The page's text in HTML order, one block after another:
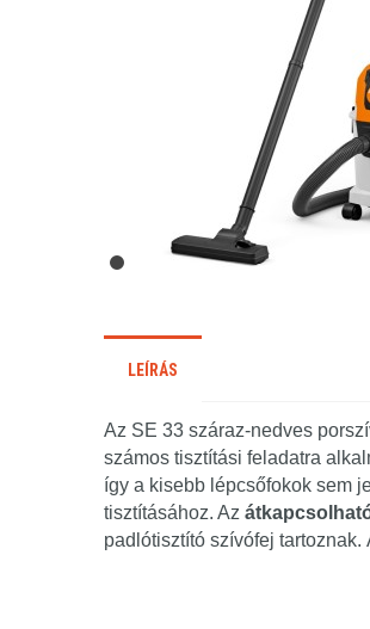
LEÍRÁS
Az SE 33 száraz-nedves
számos tisztítási feladatra
így a kisebb lépcsőfokok sem
tisztításához. Az
padlótisztító szívófej